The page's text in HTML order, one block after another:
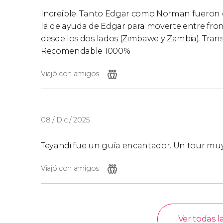
Increíble. Tanto Edgar como Norman
la de ayuda de Edgar para moverte entre
desde los dos lados (Zimbawe y Zambia).
Recomendable 1000%
Viajó con amigos
08 / Dic / 2025
Teyandi fue un guía encantador. Un tour
Viajó con amigos
Ver todas